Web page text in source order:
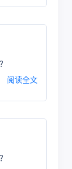
阅读全文